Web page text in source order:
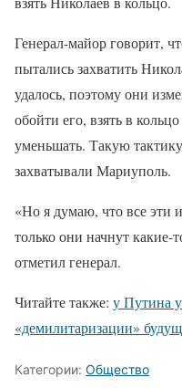
Генерал-майор говорит,
пытались захватить
удалось, поэтому они
обойти его, взять в
уменьшать. Такую
захватывали Мариуполь.
«Но я думаю, что все эти
только они начнут
отметил генерал.
Читайте также: у Путина
«демилитаризации»
Категории: Общество